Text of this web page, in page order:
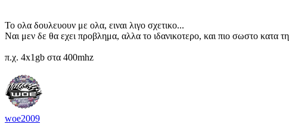
Το ολα δουλευουν με ολα, ειναι λιγο σχετικο...
Ναι μεν δε θα εχει προβλημα, αλλα το ιδανικοτερο, και πιο σωστο κατα
π.χ. 4x1gb στα 400mhz
woe2009